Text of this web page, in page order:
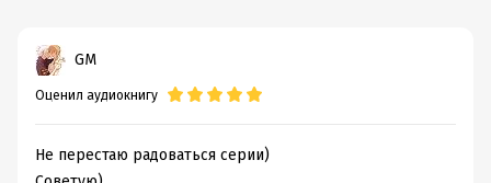
© ИДДК
Год издания: 2021
Дата поступления:
GM
Оценил аудиокнигу
Не перестаю радоваться серии)